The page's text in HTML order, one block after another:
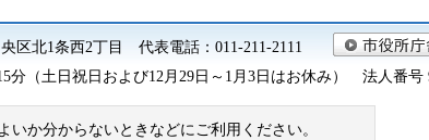
央区北1条西2丁目 代表電話：011-211-2111
分（土日祝日および12月29日～1月3日はお休み） 法人番号
いか分からないときなどにご利用ください。